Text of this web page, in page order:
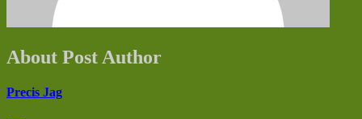
About Post Author
Precis Jag